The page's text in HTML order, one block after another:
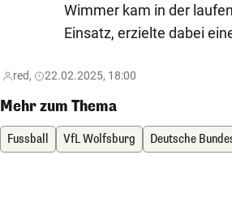
Wimmer kam in der
Einsatz, erzielte dabei
red, 22.02.2025, 18:00
Mehr zum Thema
Fussball VfL Wolfsburg Deutsche